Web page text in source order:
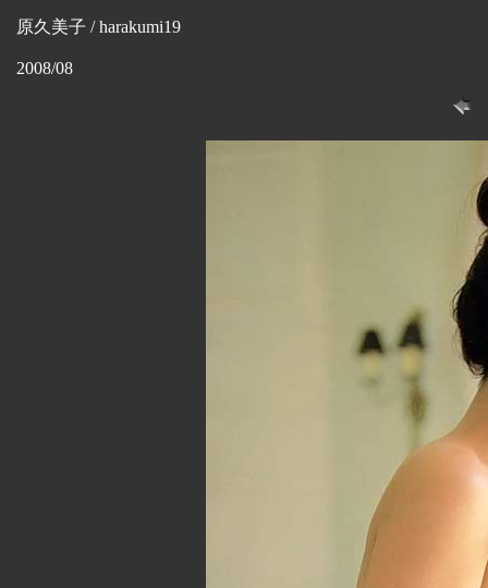
原久美子 / harakumi19
2008/08